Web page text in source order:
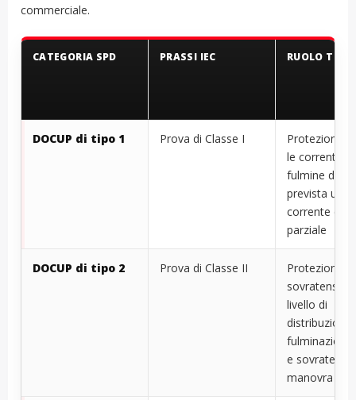
commerciale.
CATEGORIA SPD PRASSI IEC RUOLO
DOCUP di tipo 1 Prova di Classe I
Protezione
le correnti di
fulmine dove
prevista una
corrente di
parziale
DOCUP di tipo 2 Prova di Classe II
Protezione
livello di
distribuzione
fulminazioni
e
manovra